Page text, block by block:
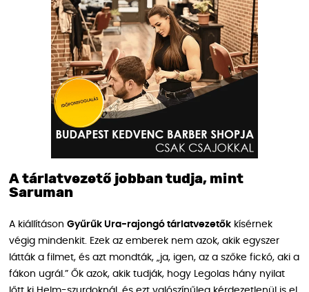
A tárlatvezető jobban tudja, mint
Saruman
A kiállításon Gyűrűk Ura-rajongó tárlatvezetők kísérnek
végig mindenkit. Ezek az emberek nem azok, akik egyszer
látták a filmet, és azt mondták, „ja, igen, az a szőke fickó, aki a
fákon ugrál.” Ők azok, akik tudják, hogy Legolas hány nyilat